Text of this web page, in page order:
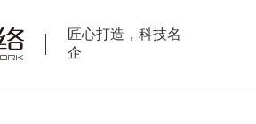
匠心打造，科技名
企